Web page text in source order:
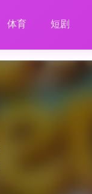
体育 短剧